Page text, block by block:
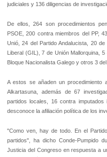
judiciales y 136 diligencias de
De ellos, 264 son procedimientos
PSOE, 200 contra miembros del PP,
Unió, 24 del Partido Andalucista, 20
Liberal (GIL), 7 de Unión Mallorquina,
Bloque Nacionalista Galego y otros 3 del
A estos se añaden un
Alkartasuna, además de 67
partidos locales, 16 contra
desconoce la afiliación política de los
"Como ven, hay de todo. En el
partidos", ha dicho Conde-Pumpido
Justicia del Congreso en respuesta a